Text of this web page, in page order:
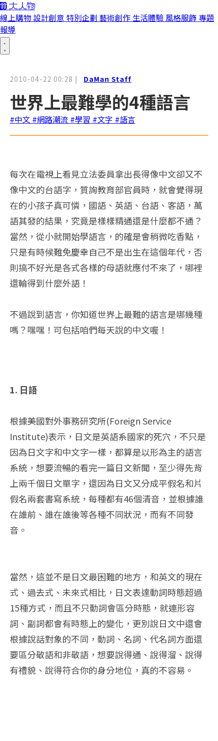
線上購物 設計創意 特別企劃 藝術創作 生活體驗 風格服飾 專題
報導
2010-04-22 00:28 | DaMan Staff
世界上最難學的4種語言
#中文 #網路潮流 #學習 #文字 #語言
每次在電視上看見立法委員拿出長得像中文卻又不
像中文的台語字，質詢教育部官員時，就會覺得現
在的小孩子真可憐，國語、英語、台語、客語，萬
語其發的結果，究竟是樣樣精通還是什麼都不通？
當然，從小就開始學語言，的確是會稍微吃香點，
只是有時候難免慶幸自己不是出生在這個年代，否
則搞不好光是各式各樣的母語就應付不來了，哪裡
還輪得到什麼外語！
不過說到語言，你知道世界上最難的語言是哪幾種
嗎？嘿嘿！可包括咱們每天說的中文喔！
1. 日語
根據美國對外事務研究所(Foreign Service
Institute)表示，日文是英語系國家的死穴，不只是
因為日文字和中文字一樣，都算是以形為主的語言
系統，想要流暢的看完一篇日文新聞，至少得先背
上兩千個日文單字，還因為日文又分成平假名和片
假名兩套書寫系統，每種都有46個清音，並根據誰
在誰前、誰在誰後等各種不同狀況，而有不同發
音。
當然，這並不是日文最困難的地方，和英文的現在
式、過去式、未來式相比，日文表達動詞時態超過
15種方式，而且不只動詞會區分時態，就連形容
詞、副詞都會有時態上的變化，更別說日文中還會
根據說話對象的不同，動詞、名詞、代名詞方面還
要區分敬語和非敬語，想要說得通、說得溜、說得
有禮貌、說得符合你的身分地位，真的不容易。